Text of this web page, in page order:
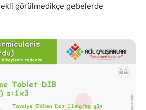
görülmedikçe gebelerde